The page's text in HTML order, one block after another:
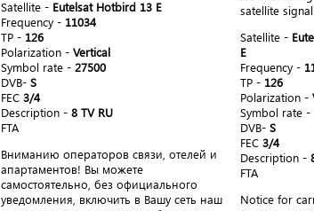
Satellite - Eutelsat Hotbird 13 E
Frequency - 11034
TP - 126
Polarization - Vertical
Symbol rate - 27500
DVB- S
FEC 3/4
Description - 8 TV RU
FTA
Вниманию операторов связи, отелей и
апартаментов! Вы можете
самостоятельно, без официального
уведомления, включить в Вашу сеть наш
satellite
Satellite -
E
Frequency -
TP - 126
Polarization -
Symbol rate -
DVB- S
FEC 3/4
Description -
FTA
Notice for